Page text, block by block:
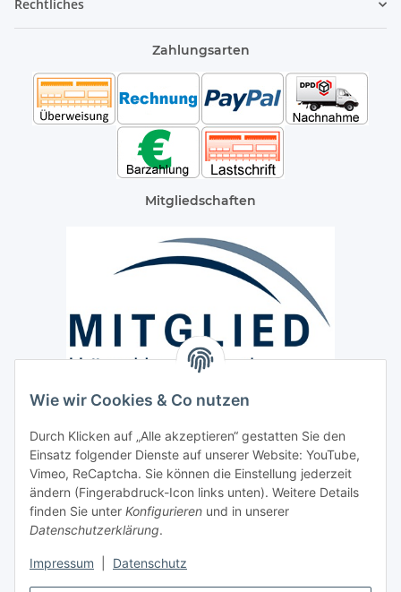
Wie wir Cookies & Co nutzen
Durch Klicken auf „Alle akzeptieren“ gestatten Sie den
Einsatz folgender Dienste auf unserer Website: YouTube,
Vimeo, ReCaptcha. Sie können die Einstellung jederzeit
ändern (Fingerabdruck-Icon links unten). Weitere Details
finden Sie unter Konfigurieren und in unserer
Datenschutzerklärung.
Impressum Datenschutz
Rechtliches
Zahlungsarten
Mitgliedschaften
Paketdienst und Spedition
Regionaler Lieferservice im Umkreis von ca. 60 Km
Sicherheit